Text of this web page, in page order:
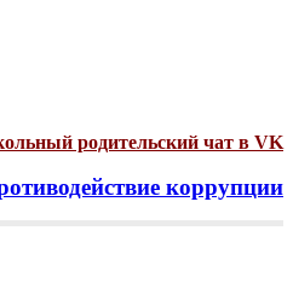
родительский чат в VK
коррупции